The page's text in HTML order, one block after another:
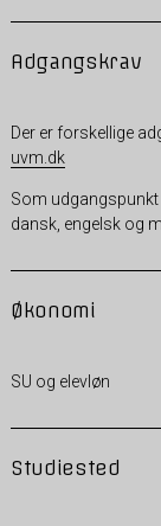
Adgangskrav
Der er forskellige
uvm.dk
Som udgangspunkt
dansk, engelsk og
Økonomi
SU og elevløn
Studiested